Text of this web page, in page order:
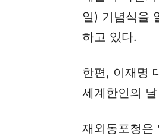
일) 기념식을
하고 있다.
한편, 이재명
세계한인의
재외동포청은